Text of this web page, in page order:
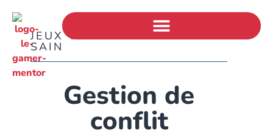
JEUX VIDÉO ET GAMING
SAIN
Gestion de
conflit